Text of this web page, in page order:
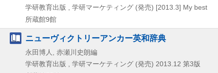
学研教育出版 , 学研マーケティング (発売) [2013.3] My best
所蔵館9館
ニューヴィクトリーアンカー英和辞典
永田博人, 赤瀬川史朗編
学研教育出版 , 学研マーケティング (発売) 2013.12 第3版